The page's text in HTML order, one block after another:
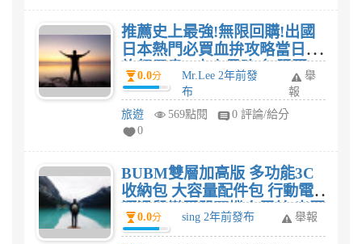
推薦史上最強!無限回購!出國
日本熱門必買血拚攻略當日本
旅行用書? 史上最強!無限回
購!出國日本熱門必買血拚攻略
評價?
0.0分
Mr.Lee 2年前發
布
舉
報
旅遊
569點閱
0 評論/給分
0
BUBM雙層加高版 多功能3C
收納包 大容量配件包 行動電
源滑鼠變壓器耳機充電線 出國
旅行旅遊評價好不好?
0.0分 sing 2年前發布 舉報